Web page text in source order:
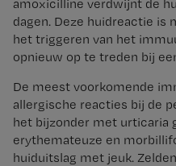
amoxicilline verdwijnt de
dagen. Deze huidreactie is
het triggeren van het
opnieuw op te treden bij
De meest voorkomende
allergische reacties bij de
het bijzonder met urticaria
erythemateuze en
huiduitslag met jeuk.